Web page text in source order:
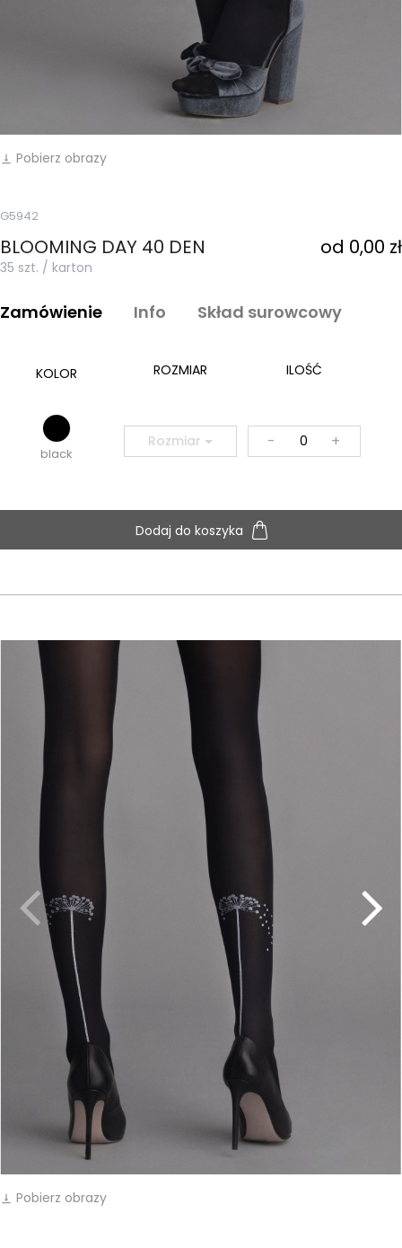
vertical_align_bottom Pobierz obrazy
G5942
BLOOMING DAY 40 DEN od 0,00 zł
35 szt. / karton
Zamówienie Info Skład surowcowy
KOLOR ROZMIAR ILOŚĆ
black
Rozmiar - +
Dodaj do koszyka
vertical_align_bottom Pobierz obrazy